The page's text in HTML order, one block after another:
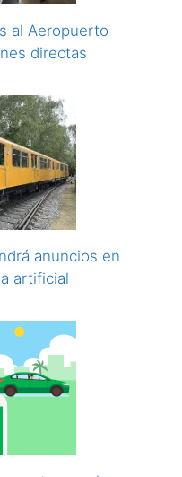
al Aeropuerto
directas
anuncios en
artificial